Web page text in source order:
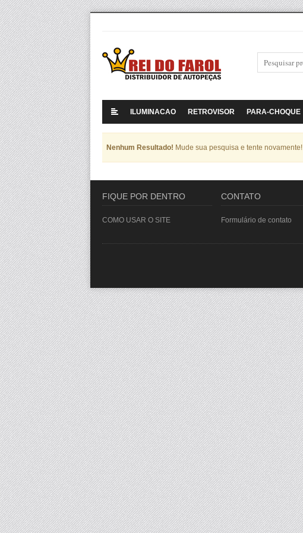
ILUMINACAO RETROVISOR PARA-CHOQUE
Nenhum Resultado! Mude sua pesquisa e tente novamente!
FIQUE POR DENTRO
COMO USAR O SITE
CONTATO
Formulário de contato